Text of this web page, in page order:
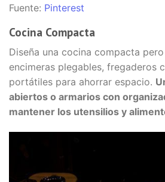
Fuente: Pinterest
Cocina Compacta
Diseña una cocina compacta
encimeras plegables, fregaderos
portátiles para ahorrar espacio.
abiertos o armarios con
mantener los utensilios y